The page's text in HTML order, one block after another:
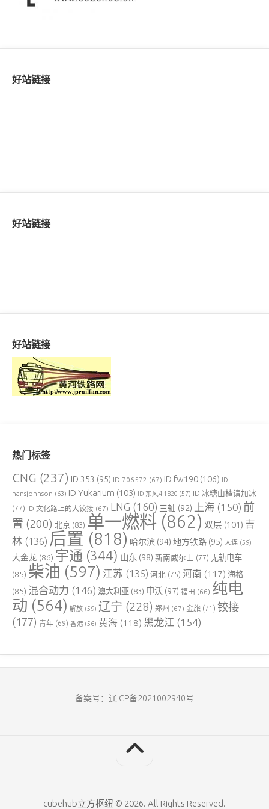
好站链接
好站链接
好站链接
热门标签
CNG (237) ID 353 (95) ID 706572 (67) ID fw190 (106) ID
hansjohnson (63) ID Yukarium (103) ID 东风4 1820 (57) ID 冰糖山楂请加冰
(77) ID 文化路上的大铰接 (67) LNG (160) 三轴 (92) 上海 (150) 前
置 (200) 北京 (83) 单一燃料 (862) 双层 (101) 吉
林 (136) 后置 (818) 哈尔滨 (94) 地方铁路 (95) 大连 (59)
大金龙 (86) 宇通 (344) 山东 (98) 新南威尔士 (77) 无轨电车
(85) 柴油 (597) 江苏 (135) 河北 (75) 河南 (117) 海格
(85) 混合动力 (146) 澳大利亚 (83) 申沃 (97) 福田 (66) 纯电
动 (564) 解放 (59) 辽宁 (228) 郑州 (67) 金旅 (71) 铰接
(177) 青年 (69) 香港 (56) 黄海 (118) 黑龙江 (154)
备案号：辽ICP备2021002940号
cubehub立方枢纽 © 2026. All Rights Reserved.